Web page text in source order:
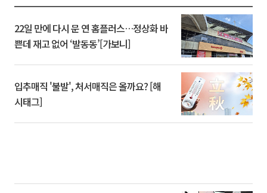
22일 만에 다시 문 연 홈플러스…정상화 바
쁜데 재고 없어 ‘발동동’[가보니]
입추매직 '불발', 처서매직은 올까요? [해
시태그]